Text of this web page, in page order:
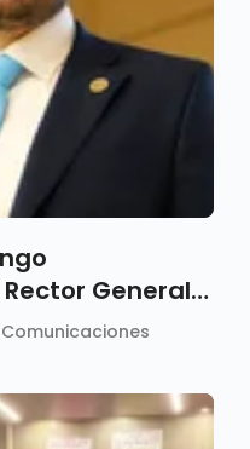
General
Tomás